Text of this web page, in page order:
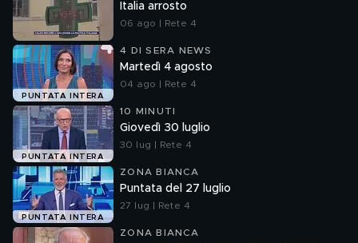
Italia arrosto
06 ago | Rete 4
PUNTATA INTERA
4 DI SERA NEWS
Martedì 4 agosto
04 ago | Rete 4
PUNTATA INTERA
10 MINUTI
Giovedì 30 luglio
30 lug | Rete 4
PUNTATA INTERA
ZONA BIANCA
Puntata del 27 luglio
27 lug | Rete 4
ZONA BIANCA